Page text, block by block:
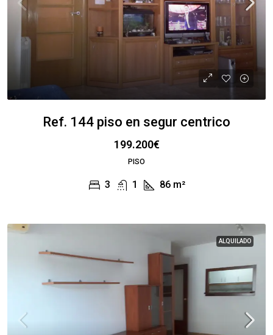
Ref. 144 piso en segur centrico
199.200€
PISO
3 1 86 m²
ALQUILADO